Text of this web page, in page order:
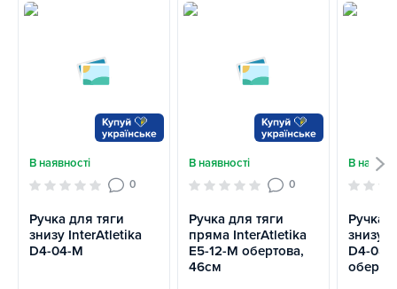
В наявності
0
Ручка для тяги
знизу InterAtletika
D4-04-M
В наявності
0
Ручка для тяги
пряма InterAtletika
E5-12-M обертова,
46см
В
Ручка
знизу
D4-08-